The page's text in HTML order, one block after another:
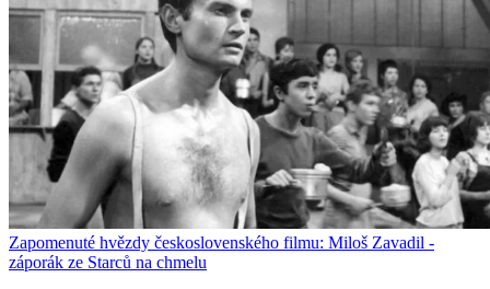
Zapomenuté hvězdy československého filmu: Miloš Zavadil -
záporák ze Starců na chmelu